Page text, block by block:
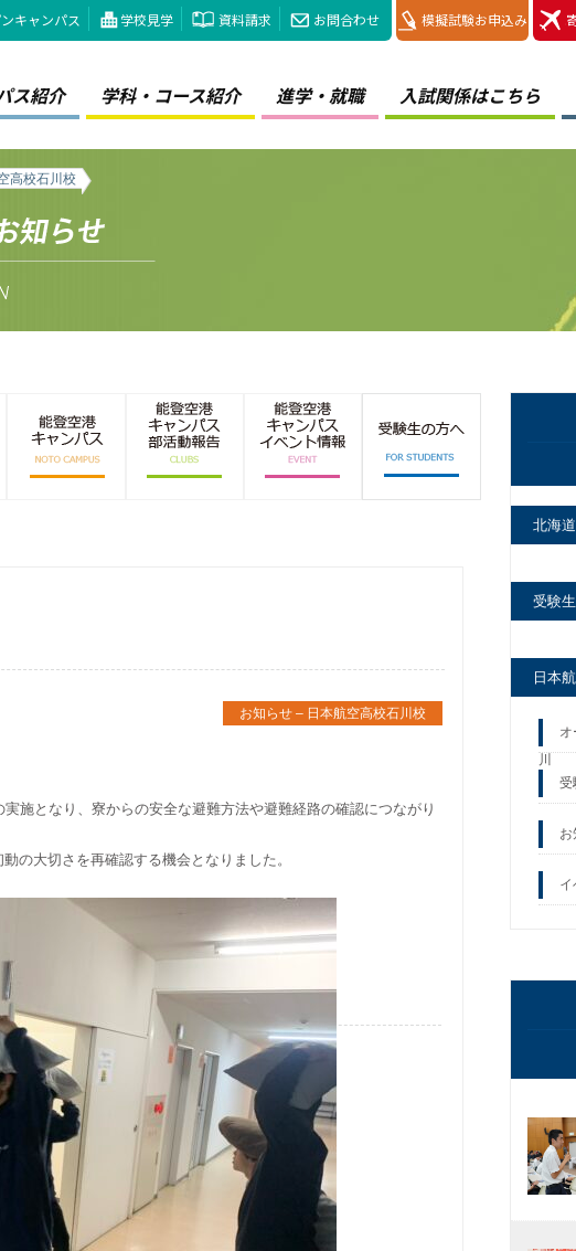
キャンパス 学校見学 資料請求 お問合わせ 模擬試験お申込み
ス紹介 学科・コース紹介 進学・就職 入試関係はこちら
高校石川校
お知らせ – 日本航空高校石川校
施となり、寮からの安全な避難方法や避難経路の確認につながり
の大切さを再確認する機会となりました。
北海
受験
日本
川
受
イ